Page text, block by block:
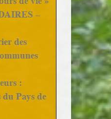
–
des
:
Pays de